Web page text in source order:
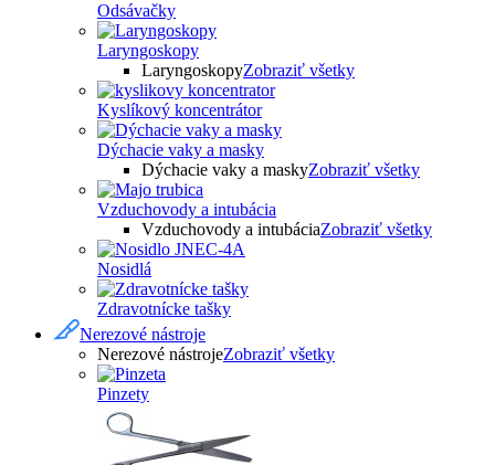
Odsávačky
Laryngoskopy
LaryngoskopyZobraziť všetky
Kyslíkový koncentrátor
Dýchacie vaky a masky
Dýchacie vaky a maskyZobraziť všetky
Vzduchovody a intubácia
Vzduchovody a intubáciaZobraziť všetky
Nosidlá
Zdravotnícke tašky
Nerezové nástroje
Nerezové nástrojeZobraziť všetky
Pinzety